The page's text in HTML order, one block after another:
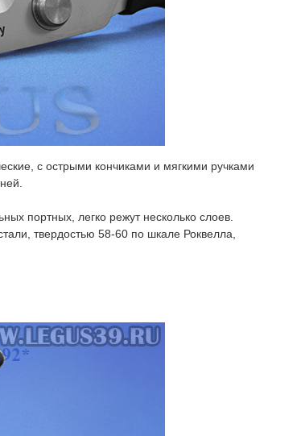
с острыми кончиками и мягкими ручками
портных, легко режут несколько слоев.
твердостью 58-60 по шкале Роквелла,